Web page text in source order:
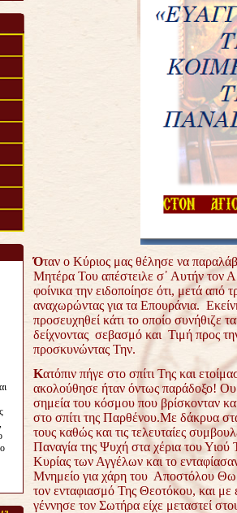
Όταν ο Κύριος μας θέλησε να
Μητέρα Του απέστειλε σ᾿ Αυτήν τον
φοίνικα την ειδοποίησε ότι, μετά από
αναχωρώντας για τα Επουράνια.
προσευχηθεί κάτι το οποίο συνήθιζε
δείχνοντας σεβασμό και Τιμή προς
προσκυνώντας Την.
Κατόπιν πήγε στο σπίτι Της και
ακολούθησε ήταν όντως παράδοξο!
σημεία του κόσμου που βρίσκονταν
στο σπίτι της Παρθένου.Με δάκρυα στα
τους καθώς και τις τελευταίες
Παναγία της Ψυχή στα χέρια του
Κυρίας των Αγγέλων και το
Μνημείο για χάρη του Αποστόλου
τον ενταφιασμό Της Θεοτόκου, και
γέννησε τον Σωτήρα είχε μεταστεί